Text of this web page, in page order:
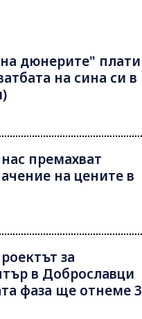
дюнерите" плати
на сина си в
премахват
на цените в
за
в Доброславци
фаза ще отнеме 3